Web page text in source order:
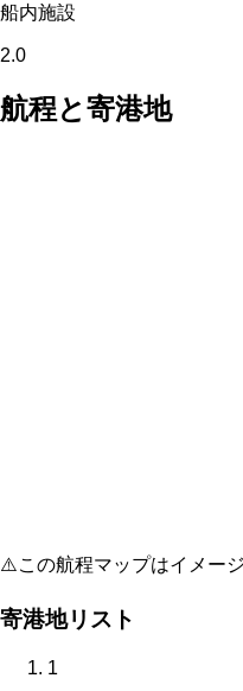
船内施設
2.0
航程と寄港地
⚠️この航程マップはイメー
寄港地リスト
1